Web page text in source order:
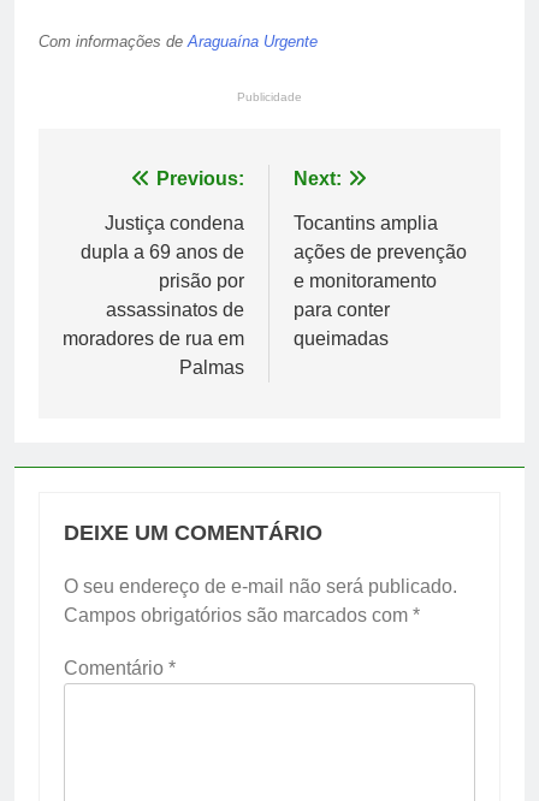
Com informações de Araguaína Urgente
Publicidade
Navegação
Post
Previous:
Justiça condena
dupla a 69 anos de
prisão por
assassinatos de
moradores de rua em
Palmas
Next:
Tocantins amplia
ações de prevenção
e monitoramento
para conter
queimadas
DEIXE UM COMENTÁRIO
O seu endereço de e-mail não será publicado.
Campos obrigatórios são marcados com *
Comentário *